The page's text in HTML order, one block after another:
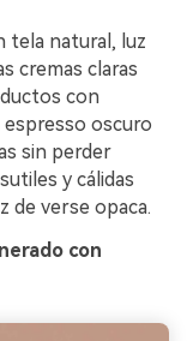
tela natural, luz
cremas claras
con
oscuro
sin perder
y cálidas
de verse opaca.
con